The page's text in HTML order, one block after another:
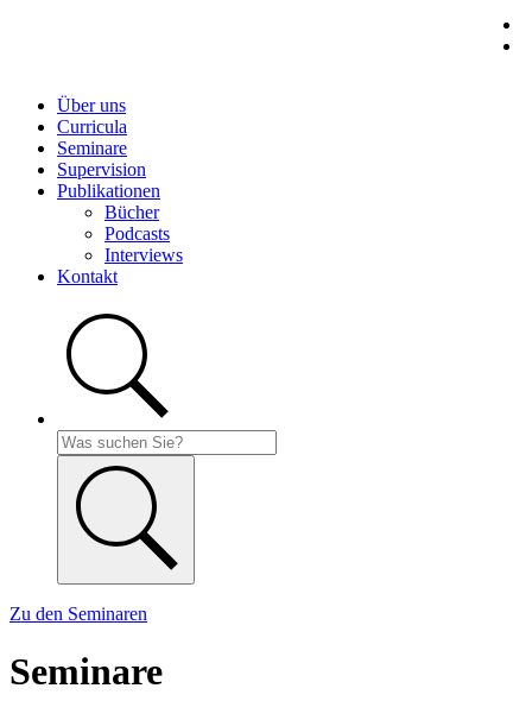
Über uns
Curricula
Seminare
Supervision
Publikationen
Bücher
Podcasts
Interviews
Kontakt
Zu den Seminaren
Seminare